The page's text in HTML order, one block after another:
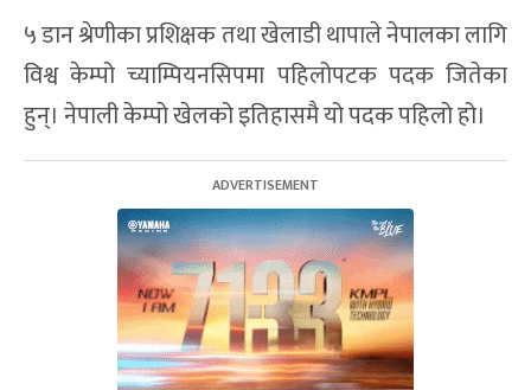
५ डान श्रेणीका प्रशिक्षक तथा खेलाडी थापाले नेपालका लागि
विश्व केम्पो च्याम्पियनसिपमा पहिलोपटक पदक जितेका
हुन्। नेपाली केम्पो खेलको इतिहासमै यो पदक पहिलो हो।